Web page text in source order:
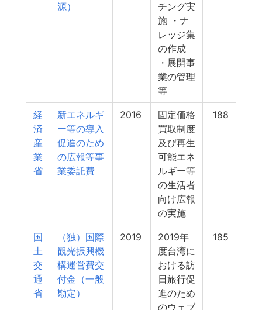
源）
チング実
施 ・ナ
レッジ集
の作成
・展開事
業の管理
等
経
済
産
業
省
新エネルギ
ー等の導入
促進のため
の広報等事
業委託費
2016
固定価格
買取制度
及び再生
可能エネ
ルギー等
の生活者
向け広報
の実施
188
国
土
交
通
省
（独）国際
観光振興機
構運営費交
付金（一般
勘定）
2019
2019年
度台湾に
おける訪
日旅行促
進のため
のウェブ
185